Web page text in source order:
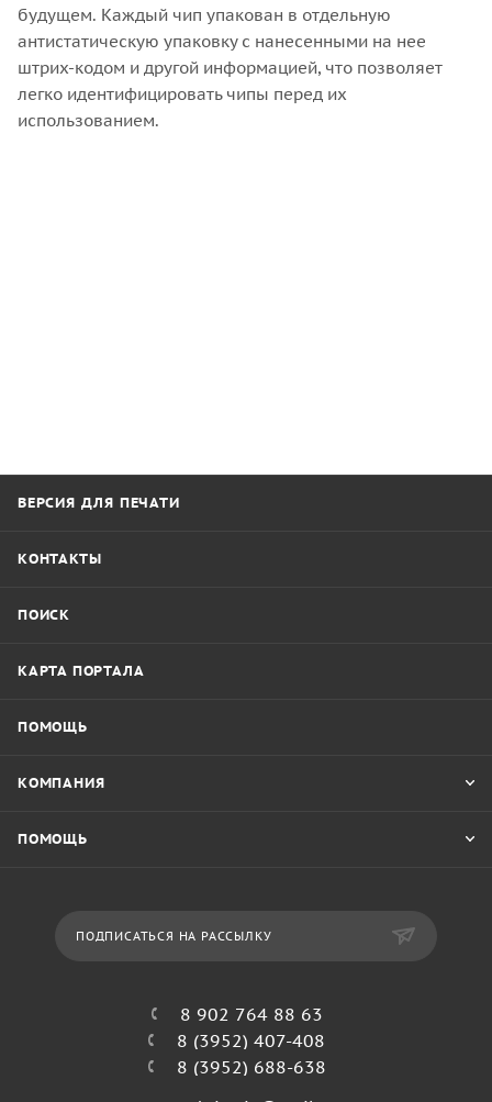
будущем. Каждый чип упакован в отдельную
антистатическую упаковку с нанесенными на нее
штрих-кодом и другой информацией, что позволяет
легко идентифицировать чипы перед их
использованием.
ВЕРСИЯ ДЛЯ ПЕЧАТИ
КОНТАКТЫ
ПОИСК
КАРТА ПОРТАЛА
ПОМОЩЬ
КОМПАНИЯ
ПОМОЩЬ
ПОДПИСАТЬСЯ НА РАССЫЛКУ
8 902 764 88 63
8 (3952) 407-408
8 (3952) 688-638